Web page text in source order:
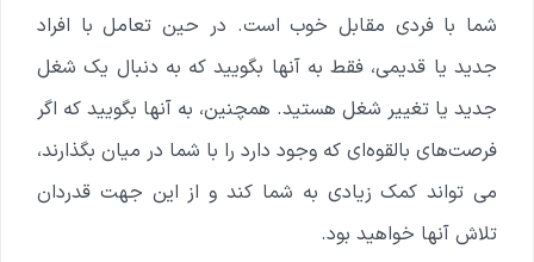
شما با فردی مقابل خوب است. در حین تعامل با افراد
جدید یا قدیمی، فقط به آنها بگویید که به دنبال یک شغل
جدید یا تغییر شغل هستید. همچنین، به آنها بگویید که اگر
فرصت‌های بالقوه‌ای که وجود دارد را با شما در میان بگذارند،
می تواند کمک زیادی به شما کند و از این جهت قدردان
تلاش آنها خواهید بود.